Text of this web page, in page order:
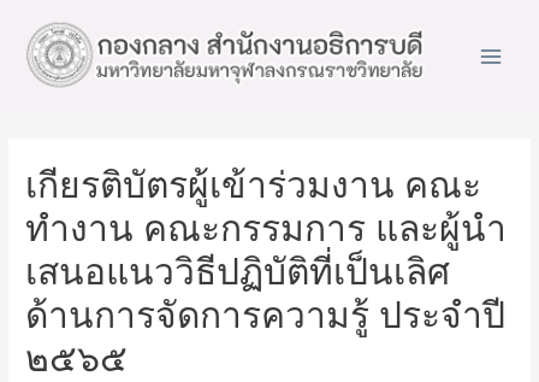
เกียรติบัตรผู้เข้าร่วมงาน คณะ
ทำงาน คณะกรรมการ และผู้นำ
เสนอแนววิธีปฏิบัติที่เป็นเลิศ
ด้านการจัดการความรู้ ประจำปี
๒๕๖๕